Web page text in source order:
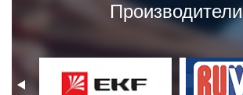
Производители